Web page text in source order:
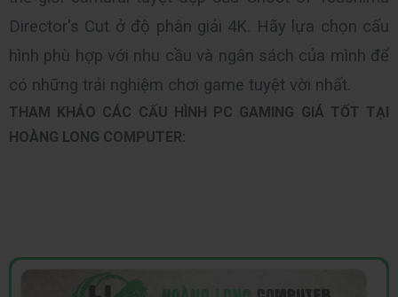
Director's Cut ở độ phân giải 4K. Hãy lựa chọn cấu
hình phù hợp với nhu cầu và ngân sách của mình để
có những trải nghiệm chơi game tuyệt vời nhất.
THAM KHẢO CÁC CẤU HÌNH PC GAMING GIÁ TỐT TẠI
HOÀNG LONG COMPUTER: